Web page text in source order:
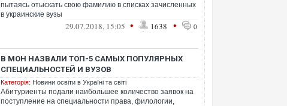
пытаясь отыскать свою фамилию в списках зачисленных
в украинские вузы
29.07.2018, 15:05 • 1638 • 0
В МОН НАЗВАЛИ ТОП-5 САМЫХ ПОПУЛЯРНЫХ
СПЕЦИАЛЬНОСТЕЙ И ВУЗОВ
Категорія: Новини освіти в Україні та світі
Абитуриенты подали наибольшее количество заявок на
поступление на специальности права, филологии,